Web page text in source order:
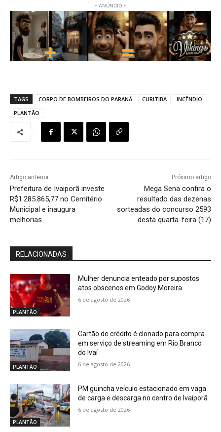
- ANÚNCIO -
TAGS CORPO DE BOMBEIROS DO PARANÁ CURITIBA
INCÊNDIO
PLANTÃO
Artigo anterior
Prefeitura de Ivaiporã investe
R$1.285.865,77 no Cemitério
Municipal e inaugura
melhorias
Próximo artigo
Mega Sena confira o
resultado das dezenas
sorteadas do concurso 2593
desta quarta-feira (17)
RELACIONADAS
PLANTÃO
Mulher denuncia enteado por supostos
atos obscenos em Godoy Moreira
6 de agosto de 2026
PLANTÃO
Cartão de crédito é clonado para compra
em serviço de streaming em Rio Branco
do Ivaí
6 de agosto de 2026
PLANTÃO
PM guincha veículo estacionado em vaga
de carga e descarga no centro de Ivaiporã
6 de agosto de 2026